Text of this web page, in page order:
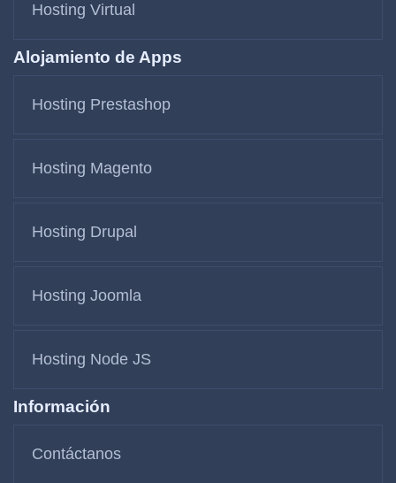
Hosting Virtual
Alojamiento de Apps
Hosting Prestashop
Hosting Magento
Hosting Drupal
Hosting Joomla
Hosting Node JS
Información
Contáctanos